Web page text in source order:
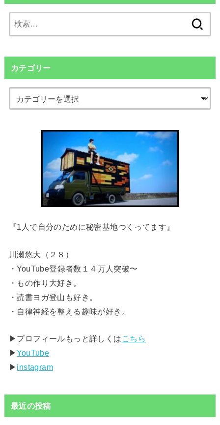
索:
カテゴリー
『1人で自分のために秘密基地つくってます』
川瀬悠大（２８）
・YouTube登録者数１４万人突破〜
・もの作り大好き。
・読書ヨガ登山も好き。
・自律神経を整える趣味が好き。
▶︎プロフィールもっと詳しくは こちら
▶︎YouTube
▶︎ instagram
最近の投稿